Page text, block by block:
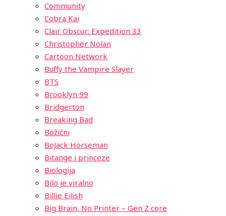
Community
Cobra Kai
Clair Obscur: Expedition 33
Christopher Nolan
Cartoon Network
Buffy the Vampire Slayer
BTS
Brooklyn 99
Bridgerton
Breaking Bad
Božićni
BoJack Horseman
Bitange i princeze
Biologija
Bilo je viralno
Billie Eilish
Big Brain, No Printer – Gen Z core